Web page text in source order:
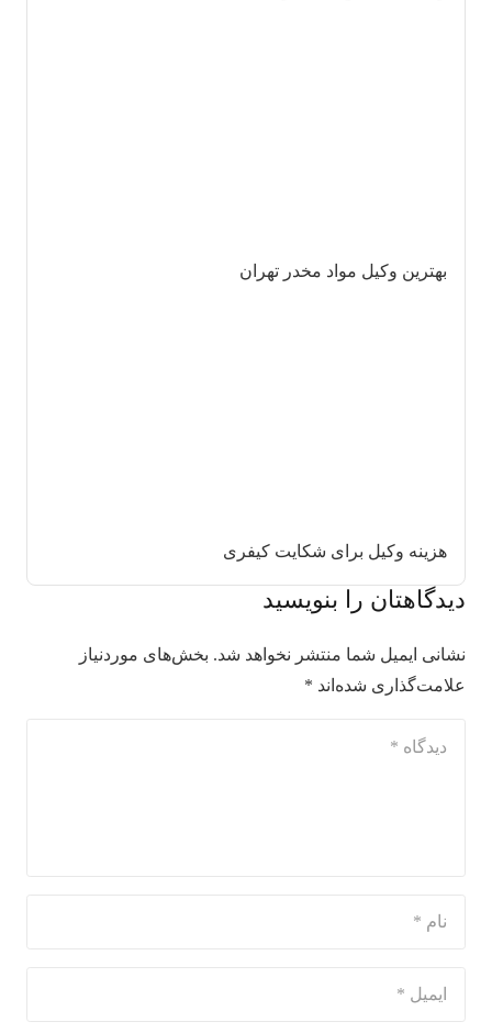
بهترین وکیل مواد مخدر تهران
هزینه وکیل برای شکایت کیفری
دیدگاهتان را بنویسید
نشانی ایمیل شما منتشر نخواهد شد. بخش‌های موردنیاز
علامت‌گذاری شده‌اند *